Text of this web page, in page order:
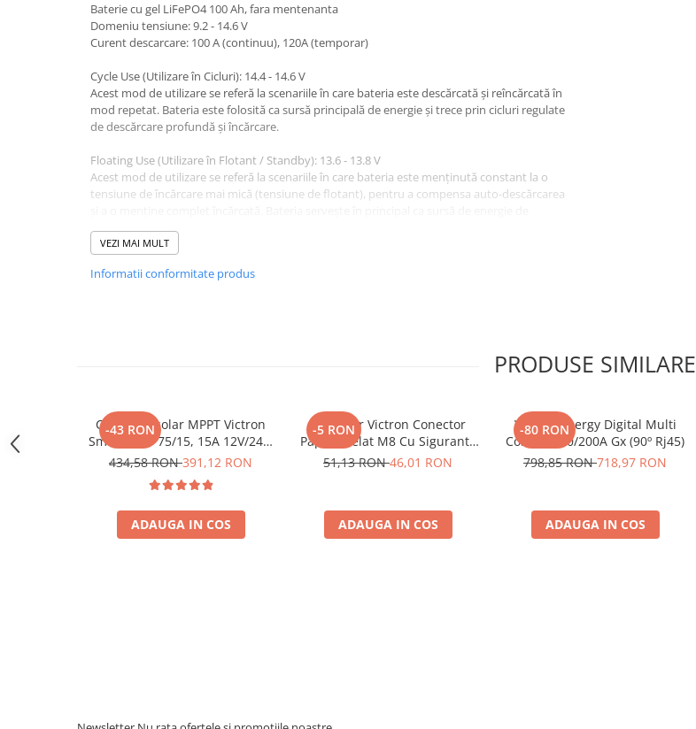
Cauta dupa marca
Toate panourile portabile
Kituri solare pentru balcon
Componente Fotovoltaice
Incarcatoare solare
Protectii si izolatoare de baterii
Accesorii
Invertoare Off-grid
Baterie cu gel LiFePO4 100 Ah, fara mentenanta
Domeniu tensiune: 9.2 - 14.6 V
Curent descarcare: 100 A (continuu), 120A (temporar)
Cycle Use (Utilizare în Cicluri): 14.4 - 14.6 V
Acest mod de utilizare se referă la scenariile în care bateria este descărcată și reîncărcată în
mod repetat. Bateria este folosită ca sursă principală de energie și trece prin cicluri regulate
de descărcare profundă și încărcare.
Floating Use (Utilizare în Flotant / Standby): 13.6 - 13.8 V
Acest mod de utilizare se referă la scenariile în care bateria este menținută constant la o
tensiune de încărcare mai mică (tensiune de flotant), pentru a compensa auto-descărcarea
rezervă și este descărcată doar ocazional, în caz de pană de curent sau întrerupere a sursei
principale.
Curent initial: < 50A
VEZI MAI MULT
Informatii conformitate produs
PRODUSE SIMILARE
-43 RON
Controler solar MPPT Victron
SmartSolar 75/15, 15A 12V/24V,
cu Bluetooth integrat
434,58 RON391,12 RON
ADAUGA IN COS
-5 RON
Conector Victron Conector
Papuc Inelat M8 Cu Siguranta
Fuzibila Ato De 30A
51,13 RON46,01 RON
ADAUGA IN COS
-80 RON
Victron Energy Digital Multi
Control 200/200A Gx (90º Rj45)
798,85 RON718,97 RON
ADAUGA IN COS